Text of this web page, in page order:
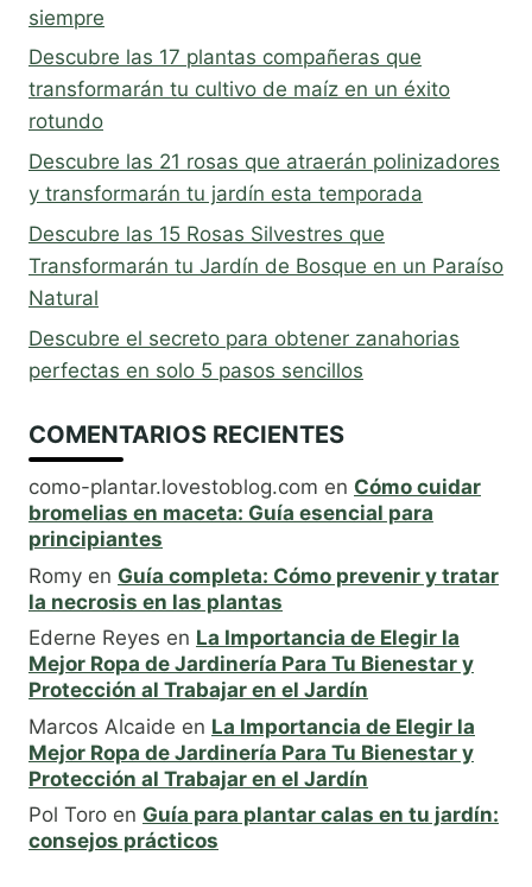
siempre
Descubre las 17 plantas compañeras que
transformarán tu cultivo de maíz en un éxito
rotundo
Descubre las 21 rosas que atraerán polinizadores
y transformarán tu jardín esta temporada
Descubre las 15 Rosas Silvestres que
Transformarán tu Jardín de Bosque en un Paraíso
Natural
Descubre el secreto para obtener zanahorias
perfectas en solo 5 pasos sencillos
COMENTARIOS RECIENTES
como-plantar.lovestoblog.com en Cómo cuidar
bromelias en maceta: Guía esencial para
principiantes
Romy en Guía completa: Cómo prevenir y tratar
la necrosis en las plantas
Ederne Reyes en La Importancia de Elegir la
Mejor Ropa de Jardinería Para Tu Bienestar y
Protección al Trabajar en el Jardín
Marcos Alcaide en La Importancia de Elegir la
Mejor Ropa de Jardinería Para Tu Bienestar y
Protección al Trabajar en el Jardín
Pol Toro en Guía para plantar calas en tu jardín:
consejos prácticos